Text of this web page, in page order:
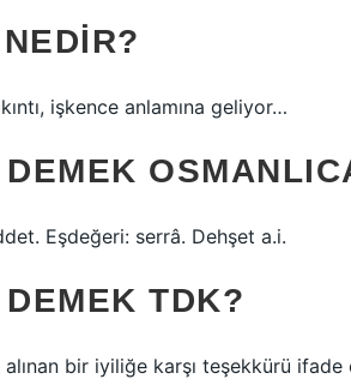
işkence anlamına geliyor…
Eşdeğeri: serrâ. Dehşet a.i.
TDK?
alınan bir iyiliğe karşı teşekkürü